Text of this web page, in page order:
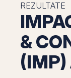
REZULTATE
&